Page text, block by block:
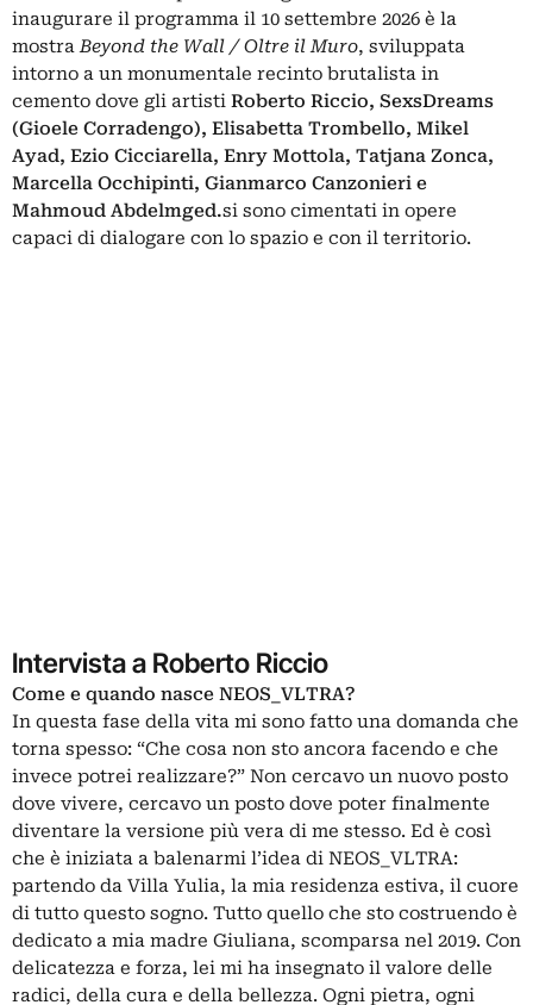
inaugurare il programma il 10 settembre 2026 è la
mostraBeyond the Wall / Oltre il Muro, sviluppata
intorno a un monumentale recinto brutalista in
cemento dove gli artisti Roberto Riccio, SexsDreams
(Gioele Corradengo), Elisabetta Trombello, Mikel
Ayad, Ezio Cicciarella, Enry Mottola, Tatjana Zonca,
Marcella Occhipinti, Gianmarco Canzonieri e
Mahmoud Abdelmged.si sono cimentati in opere
capaci di dialogare con lo spazio e con il territorio.
Intervista a Roberto Riccio
Come e quando nasce NEOS_VLTRA?
In questa fase della vita mi sono fatto una domanda che
torna spesso: “Che cosa non sto ancora facendo e che
invece potrei realizzare?” Non cercavo un nuovo posto
dove vivere, cercavo un posto dove poter finalmente
diventare la versione più vera di me stesso. Ed è così
che è iniziata a balenarmi l’idea di NEOS_VLTRA:
partendo da Villa Yulia, la mia residenza estiva, il cuore
di tutto questo sogno. Tutto quello che sto costruendo è
dedicato a mia madre Giuliana, scomparsa nel 2019. Con
delicatezza e forza, lei mi ha insegnato il valore delle
radici, della cura e della bellezza. Ogni pietra, ogni